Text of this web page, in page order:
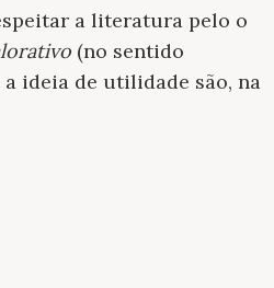
a literatura pelo o
(no sentido
ideia de utilidade são, na